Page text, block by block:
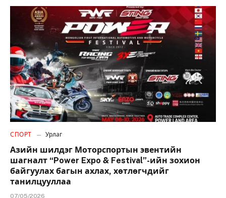
СПОРТ Урлаг
Азийн шилдэг Моторспортын эвентийн
шагналт “Power Expo & Festival”-ийн зохион
байгуулах багын ахлах, хөтлөгчдийг
танилцууллаа
07/05/2026